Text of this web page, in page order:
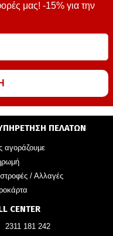
μας! -15% για την
ΠΕΛΑΤΩΝ
αγοράζουμε
/ Αλλαγές
CENTER
2311 181 242